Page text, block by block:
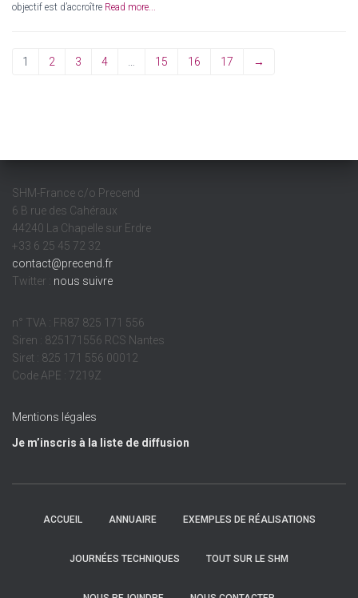
objectif est d’accroître Read more...
1 2 3 4 15 16 17 →
SHM-France c/o Precend
6 B rue des Cahéraux
44240 La Chapelle sur Erdre
+33 6 25 45 72 32
contact@precend.fr
Twitter : nous suivre
n° TVA : FR87 825 171 556
Siren : 825171556 RCS Nantes
Siret : 825 171 556 00012
Code APE : 7219Z
Mentions légales
Je m’inscris à la liste de diffusion
ACCUEIL ANNUAIRE EXEMPLES DE RÉALISATIONS
JOURNÉES TECHNIQUES TOUT SUR LE SHM